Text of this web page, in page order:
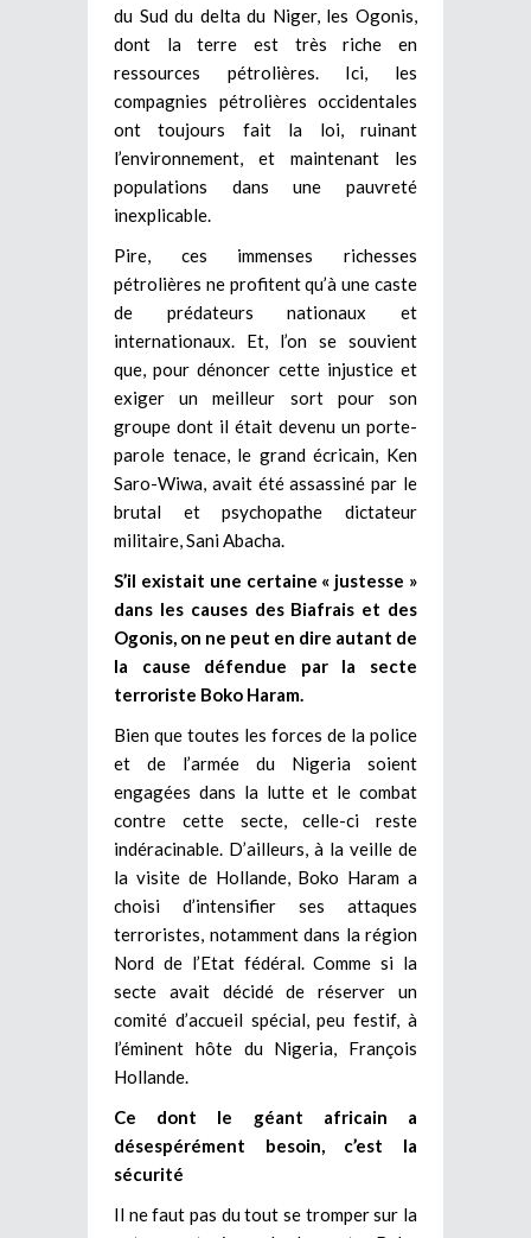
du Sud du delta du Niger, les Ogonis,
dont la terre est très riche en
ressources pétrolières. Ici, les
compagnies pétrolières occidentales
ont toujours fait la loi, ruinant
l’environnement, et maintenant les
populations dans une pauvreté
inexplicable.
Pire, ces immenses richesses
pétrolières ne profitent qu’à une caste
de prédateurs nationaux et
internationaux. Et, l’on se souvient
que, pour dénoncer cette injustice et
exiger un meilleur sort pour son
groupe dont il était devenu un porte-
parole tenace, le grand écricain, Ken
Saro-Wiwa, avait été assassiné par le
brutal et psychopathe dictateur
militaire, Sani Abacha.
S’il existait une certaine « justesse »
dans les causes des Biafrais et des
Ogonis, on ne peut en dire autant de
la cause défendue par la secte
terroriste Boko Haram.
Bien que toutes les forces de la police
et de l’armée du Nigeria soient
engagées dans la lutte et le combat
contre cette secte, celle-ci reste
indéracinable. D’ailleurs, à la veille de
la visite de Hollande, Boko Haram a
choisi d’intensifier ses attaques
terroristes, notamment dans la région
Nord de l’Etat fédéral. Comme si la
secte avait décidé de réserver un
comité d’accueil spécial, peu festif, à
l’éminent hôte du Nigeria, François
Hollande.
Ce dont le géant africain a
désespérément besoin, c’est la
sécurité
Il ne faut pas du tout se tromper sur la